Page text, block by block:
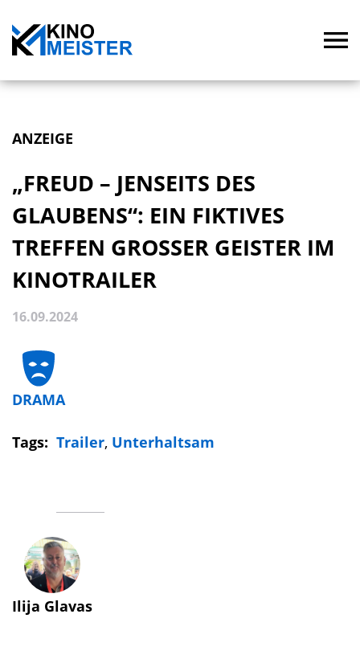
ANZEIGE
„FREUD – JENSEITS DES
GLAUBENS“: EIN FIKTIVES
TREFFEN GROSSER GEISTER IM K
INOTRAILER
16.09.2024
DRAMA
Tags: Trailer, Unterhaltsam
Ilija Glavas